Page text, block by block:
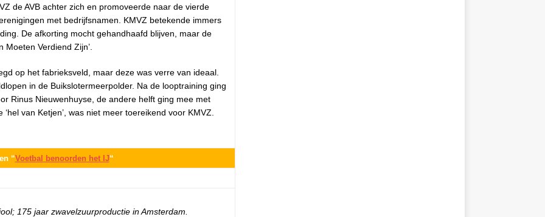
de AVB achter zich en promoveerde naar de vierde
met bedrijfsnamen. KMVZ betekende immers
De afkorting mocht gehandhaafd blijven, maar de
Verdiend Zijn’.
op het fabrieksveld, maar deze was verre van ideaal.
in de Buikslotermeerpolder. Na de looptraining ging
Rinus Nieuwenhuyse, de andere helft ging mee met
van Ketjen’, was niet meer toereikend voor KMVZ.
“Voetbal benoorden het IJ“
175 jaar zwavelzuurproductie in Amsterdam.